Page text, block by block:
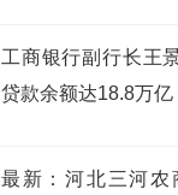
工商银行副行长王
贷款余额达18.8万
最新：河北三河农